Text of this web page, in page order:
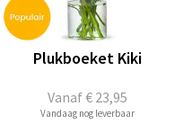
Vanaf€ 23,95
Plukboeket Kiki
Vandaag nog leverbaar